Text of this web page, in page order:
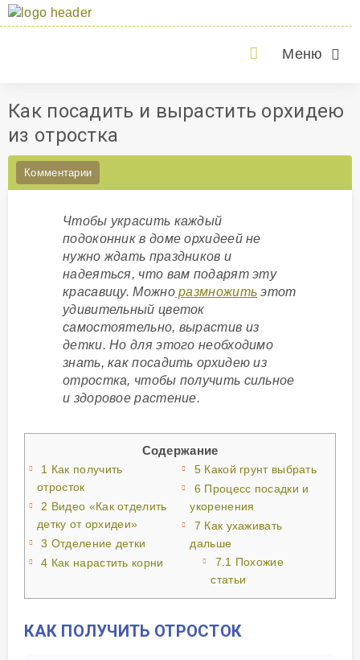
Меню
Как посадить и вырастить орхидею
из отростка
Комментарии
Чтобы украсить каждый
подоконник в доме орхидеей не
нужно ждать праздников и
надеяться, что вам подарят эту
красавицу. Можноразмножить этот
удивительный цветок
самостоятельно, вырастив из
детки. Но для этого необходимо
знать, как посадить орхидею из
отростка, чтобы получить сильное
и здоровое растение.
Содержание
1 Как получить
отросток
2 Видео «Как отделить
детку от орхидеи»
3 Отделение детки
4 Как нарастить корни
5 Какой грунт выбрать
6 Процесс посадки и
укоренения
7 Как ухаживать
дальше
7.1 Похожие
статьи
КАК ПОЛУЧИТЬ ОТРОСТОК